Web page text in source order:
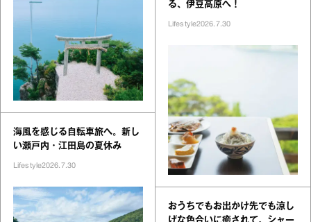
海風を感じる自転車旅へ。新し
い瀬戸内・江田島の夏休み
Lifestyle2026.7.30
る、伊豆高原へ！
Lifestyle2026.7.30
おうちでもお出かけ先でも涼し